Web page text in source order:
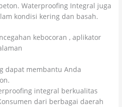
Waterproofing Integral juga
kondisi kering dan basah.
kebocoran , aplikator
dapat membantu Anda
integral berkualitas
dari berbagai daerah